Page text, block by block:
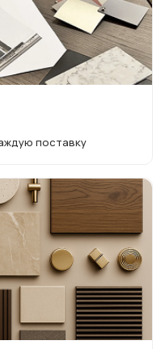
поставку